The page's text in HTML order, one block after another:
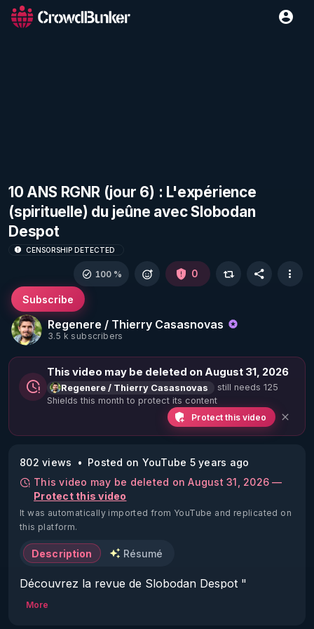
10 ANS RGNR (jour 6) : L'expérience
(spirituelle) du jeûne avec Slobodan
Despot
CENSORSHIP DETECTED
Regenere / Thierry Casasnovas
3.5 k subscribers
Subscribe
100 % 0
This video may be deleted on August 31, 2026
Regenere / Thierry Casasnovas
still needs 125
Shields this month to protect its content
Protect this video
802 views
Posted on YouTube 5 years ago
This video may be deleted on August 31, 2026 —
Protect this video
It was automatically imported from YouTube and replicated on
this platform.
Description Résumé
Découvrez la revue de Slobodan Despot "
antipresse" :
More